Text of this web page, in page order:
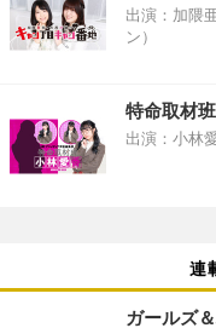
出演：加隈
ン）
特命取材
出演：小林
連
ガールズ